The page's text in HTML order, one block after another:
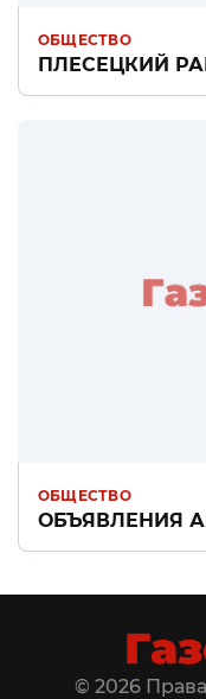
ОБЩЕСТВО
ПЛЕСЕЦКИЙ
ОБЩЕСТВО
ОБЪЯВЛЕНИЯ
© 2026